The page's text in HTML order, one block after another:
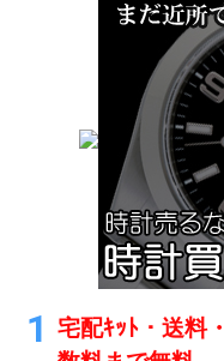
宅配ｷｯﾄ・送料